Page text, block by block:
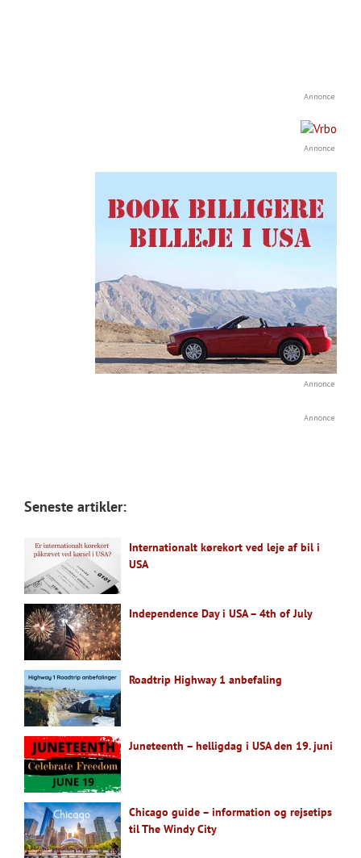
Annonce
Annonce
Annonce
Annonce
Seneste artikler:
Internationalt kørekort ved leje af bil i
USA
Independence Day i USA – 4th of July
Roadtrip Highway 1 anbefaling
Juneteenth – helligdag i USA den 19. juni
Chicago guide – information og rejsetips
til The Windy City